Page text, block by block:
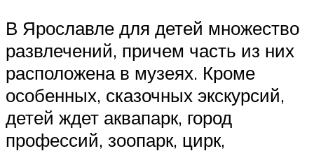
В Ярославле для детей множество
развлечений, причем часть из них
расположена в музеях. Кроме
особенных, сказочных экскурсий,
детей ждет аквапарк, город
профессий, зоопарк, цирк,